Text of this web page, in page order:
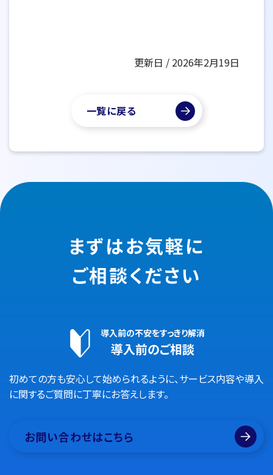
更新日 / 2026年2月19日
一覧に戻る
まずはお気軽に
ご相談ください
導入前の不安をすっきり解消
導入前のご相談
初めての方も安心して始められるように、サービス内容や導入
に関するご質問に丁寧にお答えします。
お問い合わせはこちら